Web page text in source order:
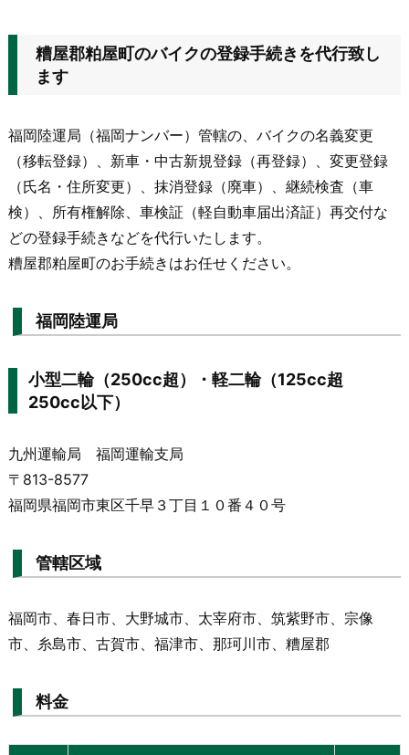
糟屋郡粕屋町のバイクの登録手続きを代行致し
ます
福岡陸運局（福岡ナンバー）管轄の、バイクの名義変更
（移転登録）、新車・中古新規登録（再登録）、変更登録
（氏名・住所変更）、抹消登録（廃車）、継続検査（車
検）、所有権解除、車検証（軽自動車届出済証）再交付な
どの登録手続きなどを代行いたします。
糟屋郡粕屋町のお手続きはお任せください。
福岡陸運局
小型二輪（250cc超）・軽二輪（125cc超
250cc以下）
九州運輸局 福岡運輸支局
〒813-8577
福岡県福岡市東区千早３丁目１０番４０号
管轄区域
福岡市、春日市、大野城市、太宰府市、筑紫野市、宗像
市、糸島市、古賀市、福津市、那珂川市、糟屋郡
料金